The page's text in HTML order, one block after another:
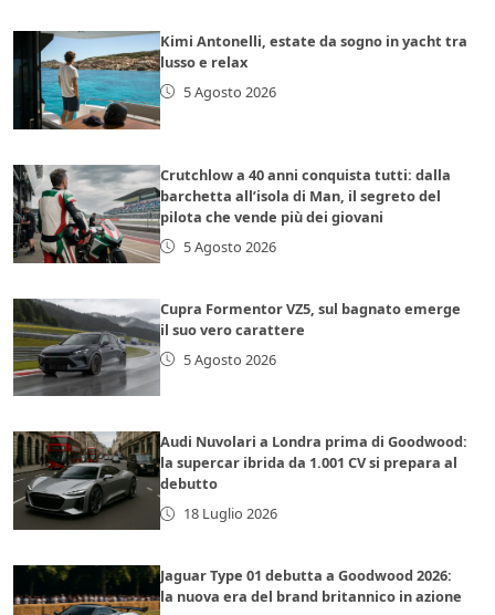
Kimi Antonelli, estate da sogno in yacht tra
lusso e relax
5 Agosto 2026
Crutchlow a 40 anni conquista tutti: dalla
barchetta all’isola di Man, il segreto del
pilota che vende più dei giovani
5 Agosto 2026
Cupra Formentor VZ5, sul bagnato emerge
il suo vero carattere
5 Agosto 2026
Audi Nuvolari a Londra prima di Goodwood:
la supercar ibrida da 1.001 CV si prepara al
debutto
18 Luglio 2026
Jaguar Type 01 debutta a Goodwood 2026:
la nuova era del brand britannico in azione